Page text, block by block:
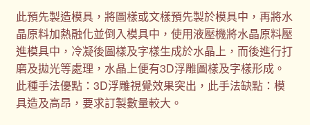
此預先製造模具，將圖樣或文樣預先製於模具中，再將水
晶原料加熱融化並倒入模具中，使用液壓機將水晶原料壓
進模具中，冷凝後圖樣及字樣生成於水晶上，而後進行打
磨及拋光等處理，水晶上便有3D浮雕圖樣及字樣形成。
此種手法優點：3D浮雕視覺效果突出，此手法缺點：模
具造及高昂，要求訂製數量較大。